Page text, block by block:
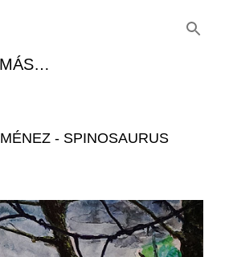
Ir al contenido principal
MÁS…
- SPINOSAURUS